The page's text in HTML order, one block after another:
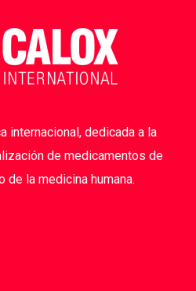
internacional, dedicada a la
de medicamentos de
de la medicina humana.